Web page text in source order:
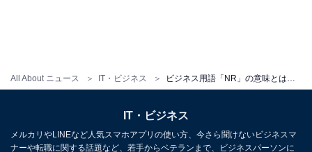
All About ニュース IT・ビジネス
あるため、注意しましょう。なお、英語圏では「Non-
った意味もあるようです。前後の文脈や状況に応じて、
混同しないように気をつけてください。
IT・ビジネス
メルカリやLINEなど人気スマホアプリの使い方、今さら聞けないビジネスマ
ナーや転職に関する話題など、若手からベテランまで、ビジネスパーソンに